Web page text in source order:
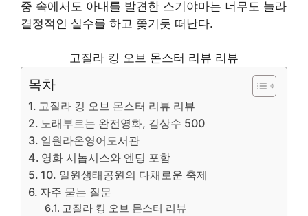
중 속에서도 아내를 발견한 스기야마는 너무도 놀라
결정적인 실수를 하고 쫓기듯 떠난다.
고질라 킹 오브 몬스터 리뷰 리뷰
목차
고질라 킹 오브 몬스터 리뷰 리뷰
노래부르는 완전영화, 감상수 500
일원라온영어도서관
영화 시놉시스와 엔딩 포함
10. 일원생태공원의 다채로운 축제
자주 묻는 질문
고질라 킹 오브 몬스터 리뷰